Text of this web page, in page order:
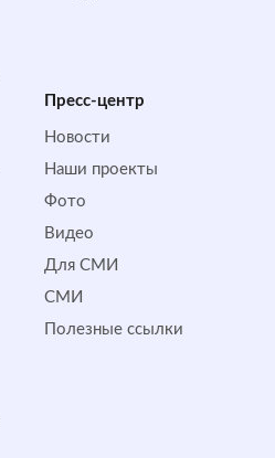
Пресс-центр
Новости
Наши проекты
Фото
Видео
Для СМИ
СМИ
Полезные ссылки